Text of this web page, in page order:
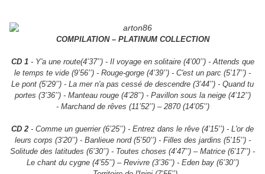
COMPILATION – PLATINUM COLLECTION
CD 1- Y'a une route(4’37’’) - Il voyage en solitaire (4’00’’) - Attends que
le temps te vide (9’56’’) - Rouge-gorge (4’39’’) - C'est un parc (5’17’’) -
Le pont (5’29’’) - La mer n'a pas cessé de descendre (3’44’’) - Quand tu
portes (3’36’’) - Manteau rouge (4’28’’) - Pavillon sous la neige (4’12’’)
- Marchand de rêves (11’52’’) – 2870 (14’05’’)
CD 2 - Comme un guerrier (6’25’’) - Entrez dans le rêve (4’15’’) - L'or de
leurs corps (3’20’’) - Banlieue nord (5’50’’) - Filles des jardins (5’15’’) -
Solitude des latitudes (6’30’’) - Toutes choses (4’47’’) – Matrice (6’17’’) -
Le chant du cygne (4’55’’) – Revivre (3’36’’) - Eden bay (6’30’’)